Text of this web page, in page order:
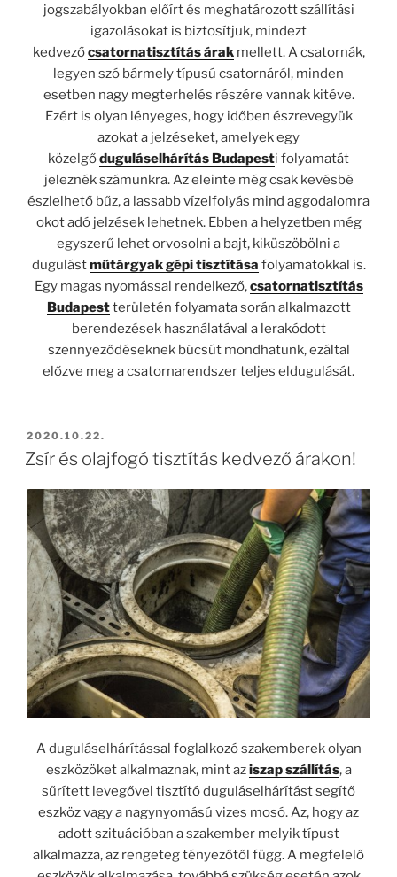
jogszabályokban előírt és meghatározott szállítási
igazolásokat is biztosítjuk, mindezt
kedvezőcsatornatisztítás árakmellett. A csatornák,
legyen szó bármely típusú csatornáról, minden
esetben nagy megterhelés részére vannak kitéve.
Ezért is olyan lényeges, hogy időben észrevegyük
azokat a jelzéseket, amelyek egy
közelgőduguláselhárítás Budapesti folyamatát
jeleznék számunkra. Az eleinte még csak kevésbé
észlelhető bűz, a lassabb vízelfolyás mind aggodalomra
okot adó jelzések lehetnek. Ebben a helyzetben még
egyszerű lehet orvosolni a bajt, kiküszöbölni a
dugulástműtárgyak gépi tisztítása folyamatokkal is.
Egy magas nyomással rendelkező,csatornatisztítás
Budapestterületén folyamata során alkalmazott
berendezések használatával a lerakódott
szennyeződéseknek búcsút mondhatunk, ezáltal
előzve meg a csatornarendszer teljes eldugulását.
BEKÜLDVE:
2020.10.22.
Zsír és olajfogó tisztítás kedvező árakon!
A duguláselhárítással foglalkozó szakemberek olyan
eszközöket alkalmaznak, mint aziszap szállítás, a
sűrített levegővel tisztító duguláselhárítást segítő
eszköz vagy a nagynyomású vizes mosó. Az, hogy az
adott szituációban a szakember melyik típust
alkalmazza, az rengeteg tényezőtől függ. A megfelelő